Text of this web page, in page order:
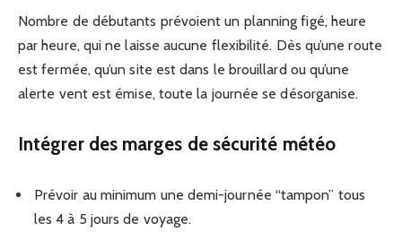
Nombre de débutants prévoient un planning figé, heure
par heure, qui ne laisse aucune flexibilité. Dès qu’une route
est fermée, qu’un site est dans le brouillard ou qu’une
alerte vent est émise, toute la journée se désorganise.
Intégrer des marges de sécurité météo
Prévoir au minimum une demi-journée “tampon” tous
les 4 à 5 jours de voyage.